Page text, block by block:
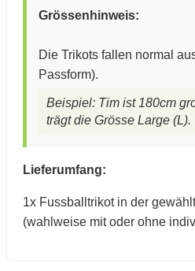
Grössenhinweis:
Die Trikots fallen normal
Passform).
Beispiel: Tim ist 180cm
trägt die Grösse Large (L).
Lieferumfang:
1x Fussballtrikot in der
(wahlweise mit oder ohne